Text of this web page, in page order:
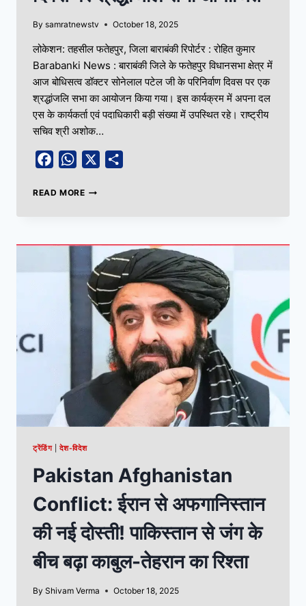
By samratnewstv October 18, 2025
लोकेशन: तहसील फतेहपुर, जिला बाराबंकी रिपोर्टर : रोहित कुमार
Barabanki News : बाराबंकी जिले के फतेहपुर विधानसभा क्षेत्र में
आज बोधिसत्व डॉक्टर सोनेलाल पटेल जी के परिनिर्वाण दिवस पर एक
श्रद्धांजलि सभा का आयोजन किया गया। इस कार्यक्रम में अपना दल
एस के कार्यकर्ता एवं पदाधिकारी बड़ी संख्या में उपस्थित रहे। राष्ट्रीय
सचिव श्री अशोक…
FacebookWhatsApp
READ MORE
ट्रेंडिंग|देश-विदेश
Pakistan Afghanistan
Conflict: ईरान से अफगानिस्तान
की नई दोस्ती! पाकिस्तान से जंग के
बीच बढ़ा काबुल-तेहरान का रिश्ता
By Shivam Verma October 18, 2025